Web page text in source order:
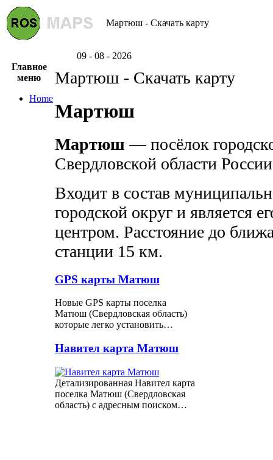
Мартюш - Скачать карту
09 - 08 - 2026
Главное
меню
Home
Мартюш - Скачать карту
Мартюш
Мартюш — посёлок
Свердловской области
Входит в состав
городской округ и является
центром. Расстояние до
станции 15 км.
GPS карты Матюш
Новые GPS карты поселка
Матюш (Свердловская область)
которые легко установить…
Навител карта Матюш
Детализированная Навител карта
поселка Матюш (Свердловская
область) с адресным поиском…